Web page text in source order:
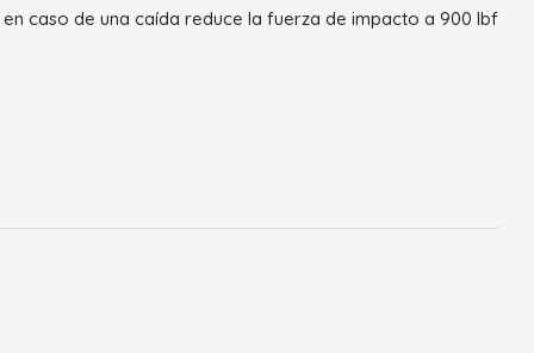
caso de una caída reduce la fuerza de impacto a 900 lbf